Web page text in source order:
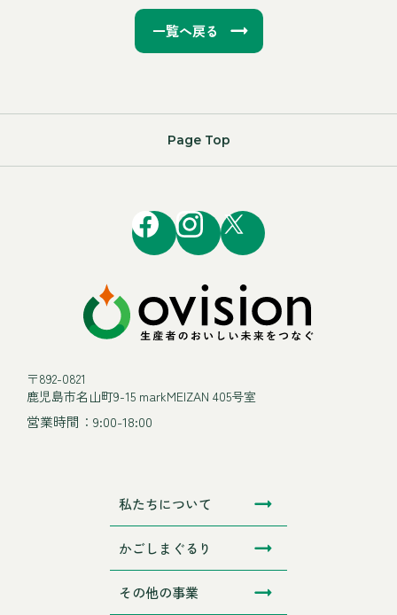
一覧へ戻る
Page Top
〒892-0821
鹿児島市名山町9-15 markMEIZAN 405号室
営業時間：9:00-18:00
私たちについて
かごしまぐるり
その他の事業